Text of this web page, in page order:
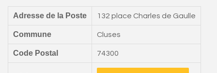
Adresse de la Poste 132 place Charles de Gaulle
Commune Cluses
Code Postal 74300